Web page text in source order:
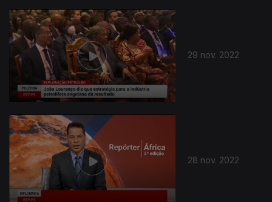
29 nov. 2022
28 nov. 2022